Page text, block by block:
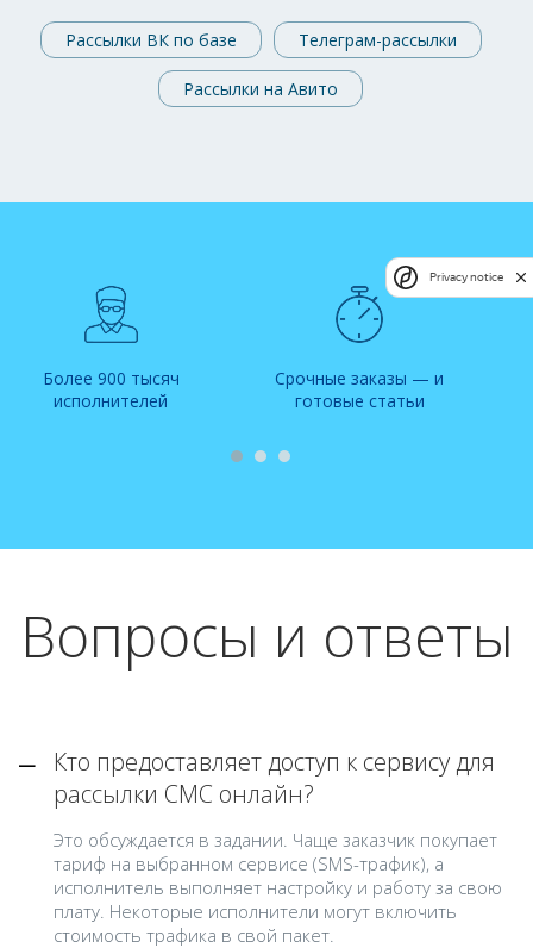
Рассылки ВК по базе Телеграм-рассылки
Рассылки на Авито
Более 900 тысяч
исполнителей
Срочные заказы — и
готовые статьи
Вопросы и ответы
Кто предоставляет доступ к сервису для
рассылки СМС онлайн?
Это обсуждается в задании. Чаще заказчик покупает
тариф на выбранном сервисе (SMS-трафик), а
исполнитель выполняет настройку и работу за свою
плату. Некоторые исполнители могут включить
стоимость трафика в свой пакет.
Privacy notice